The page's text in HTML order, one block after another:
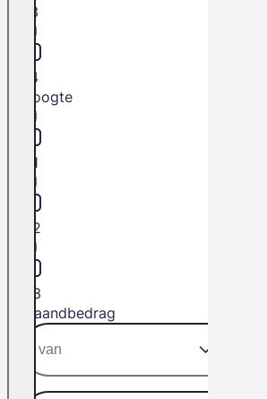
L3
L4
Hoogte
H1
H2
H3
Maandbedrag